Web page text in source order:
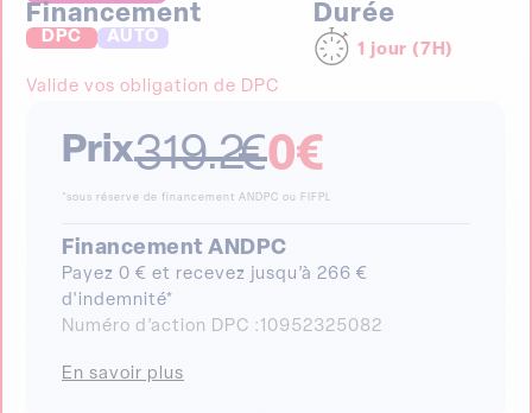
Financement
DPC AUTO
Durée
1 jour (7H)
Valide vos obligation de DPC
Prix319.2€0€
*sous réserve de financement ANDPC ou FIFPL
Financement ANDPC
Payez 0 € et recevez jusqu’à 266 €
d'indemnité*
Numéro d’action DPC : 10952325082
En savoir plus